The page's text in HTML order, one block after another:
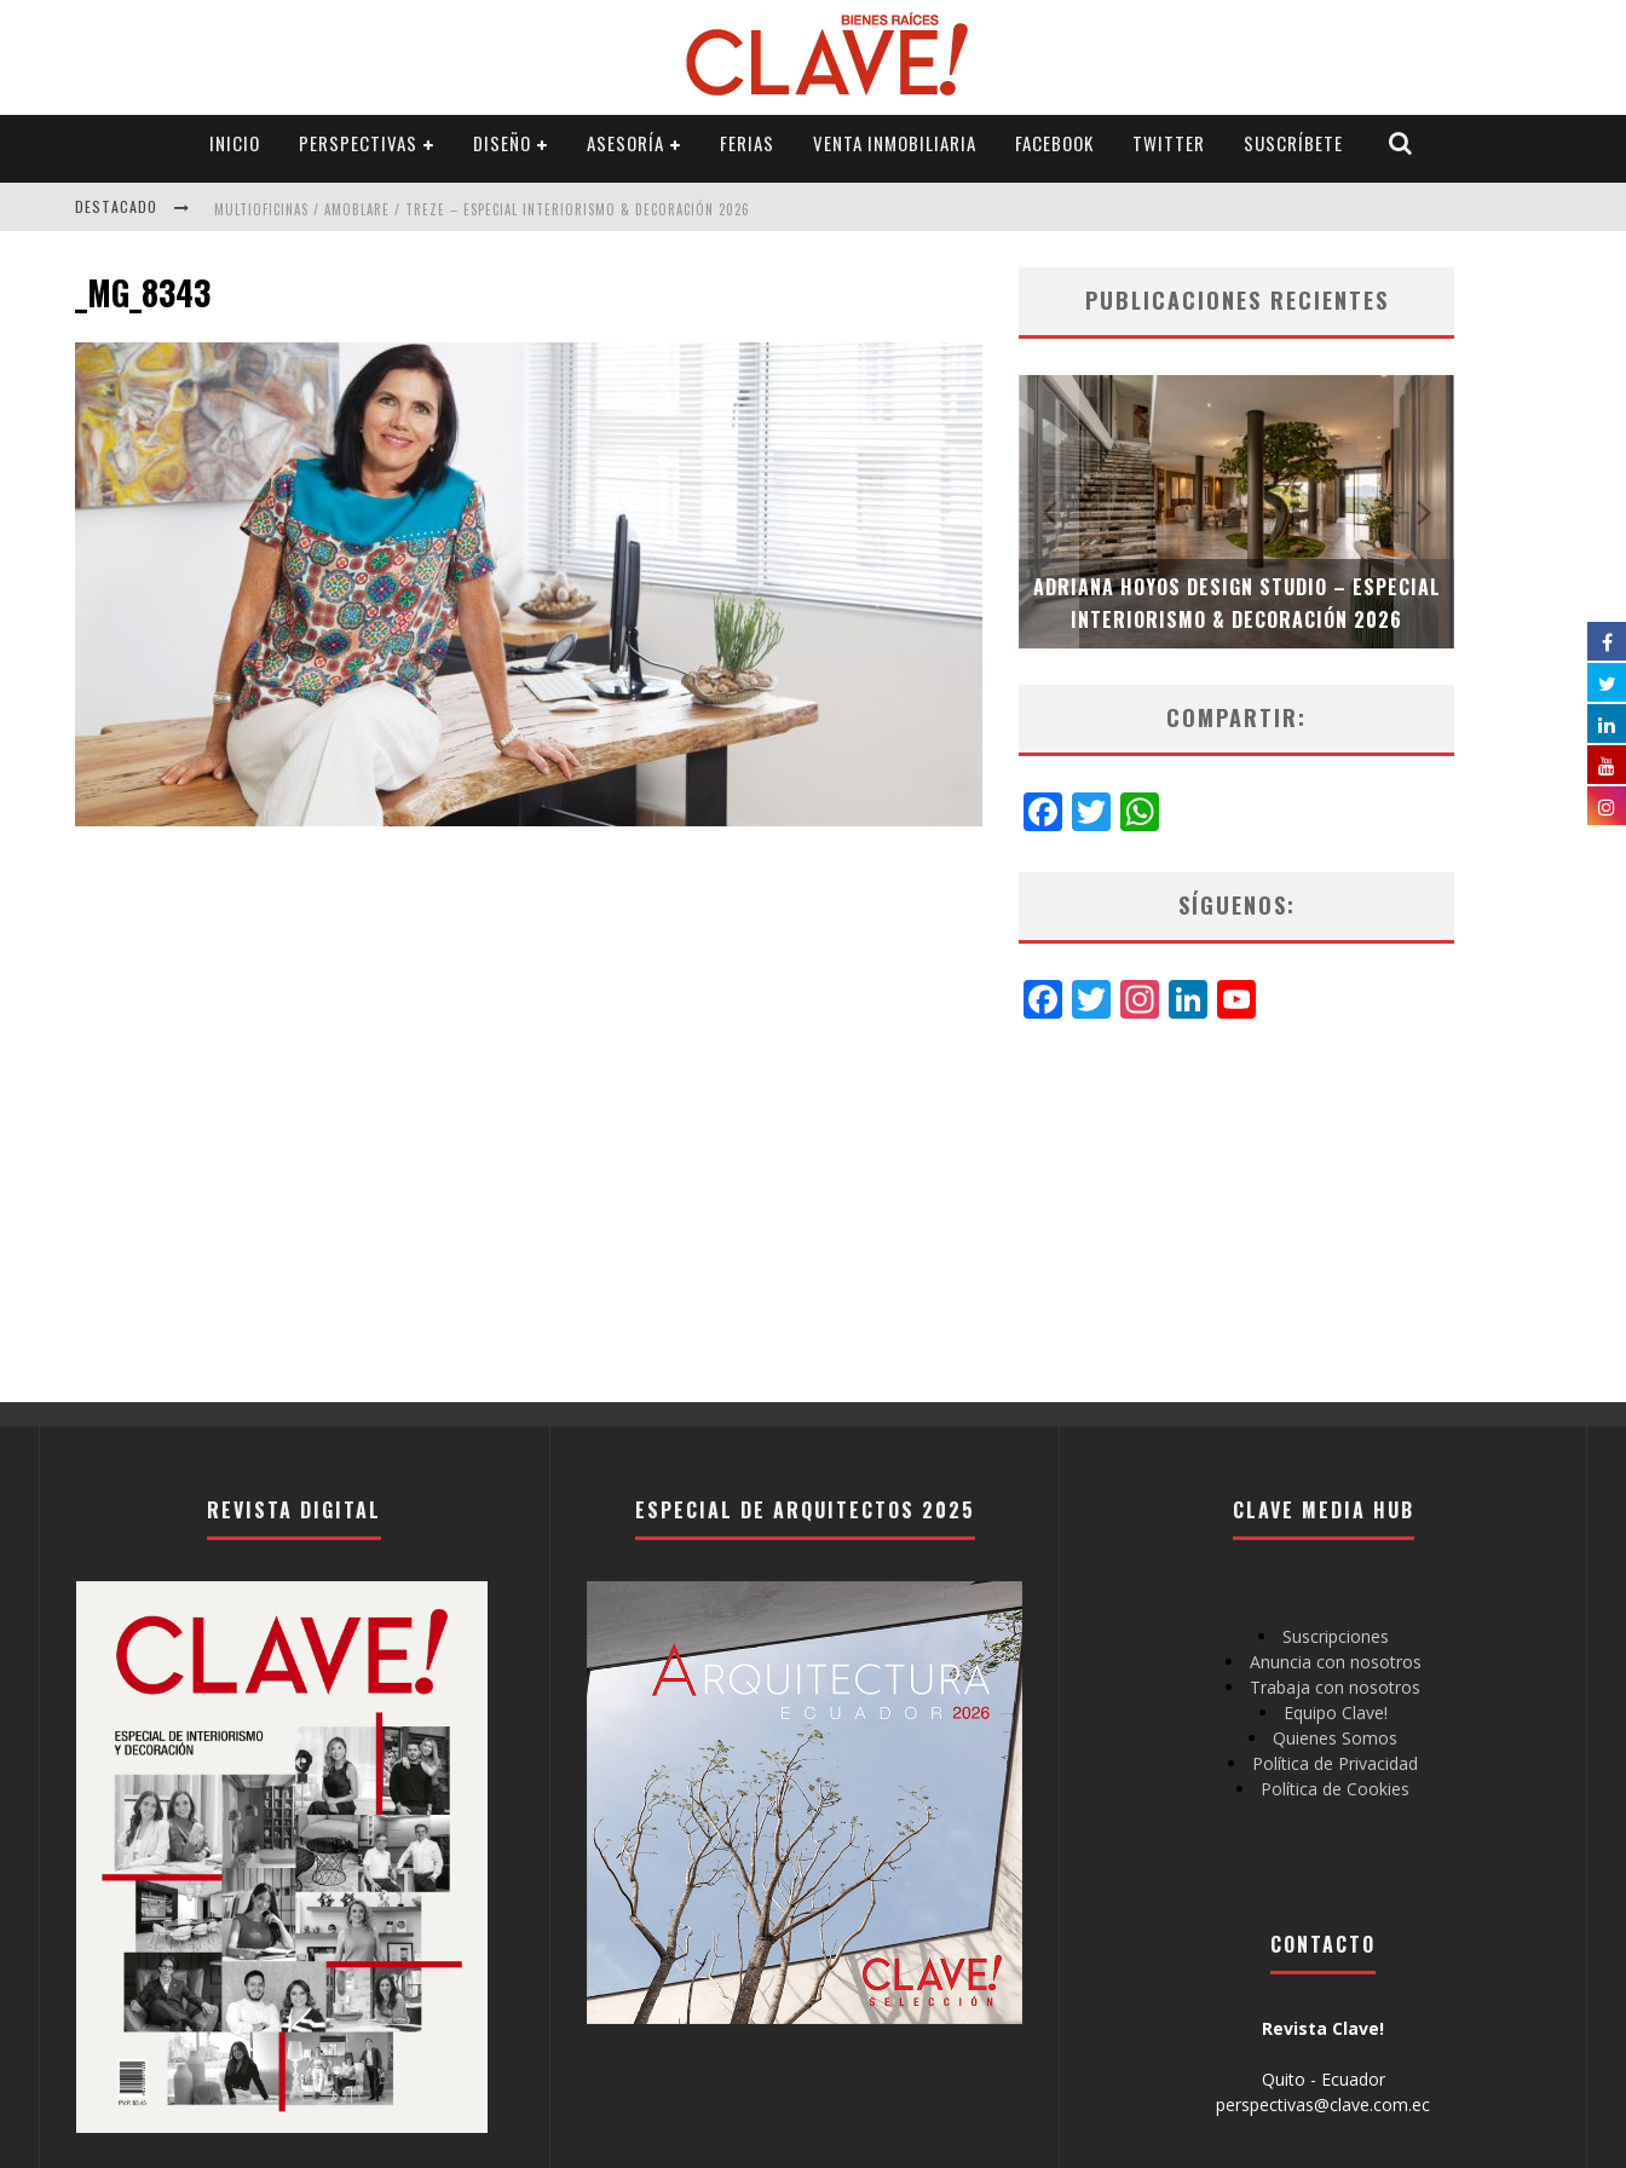
INICIO PERSPECTIVAS DISEÑO ASESORÍA FERIAS VENTA INMOBILIARIA FACEBOOK TWITTER SUSCRÍBETE
DESTACADO MULTIOFICINAS / AMOBLARE / TREZE – ESPECIAL INTERIORISMO & DECORACIÓN 2026
ADRIANA HOYOS DESIGN STUDIO – ESPECIAL INTERIORISMO & DECORACIÓN 2026
_MG_8343 PUBLICACIONES RECIENTES
MUBB DESIGN STUDIO – ESPECIAL
INTERIORISMO & DECORACIÓN 2026
ADRIANA HOYOS DESIGN STUDIO – ESPECIAL
INTERIORISMO & DECORACIÓN 2026
COMPARTIR:
Facebook
Twitter
SÍGUENOS:
Facebook
Twitter
Instagram
LinkedIn
REVISTA DIGITAL ESPECIAL DE ARQUITECTOS 2025 CLAVE MEDIA HUB
Suscripciones
Anuncia con nosotros
Trabaja con nosotros
Equipo Clave!
Quienes Somos
Política de Privacidad
Política de Cookies
CONTACTO
Revista Clave!
Quito - Ecuador
perspectivas@clave.com.ec